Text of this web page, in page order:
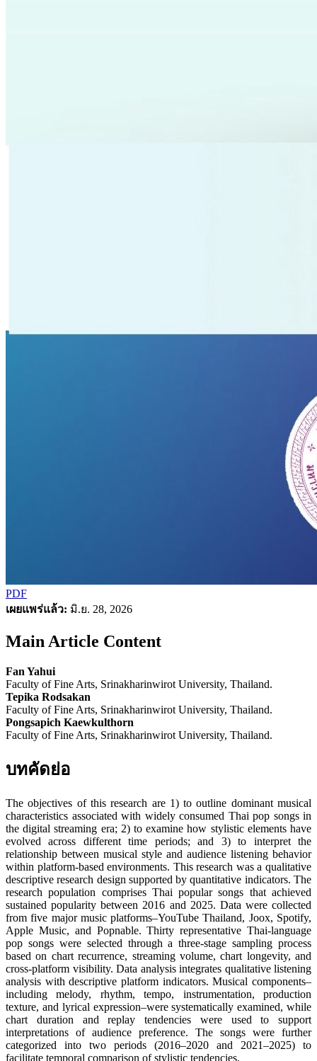
PDF
เผยแพร่แล้ว: มิ.ย. 28, 2026
Main Article Content
Fan Yahui
Faculty of Fine Arts, Srinakharinwirot University, Thailand.
Tepika Rodsakan
Faculty of Fine Arts, Srinakharinwirot University, Thailand.
Pongsapich Kaewkulthorn
Faculty of Fine Arts, Srinakharinwirot University, Thailand.
บทคัดย่อ
The objectives of this research are 1) to outline dominant musical
characteristics associated with widely consumed Thai pop songs in
the digital streaming era; 2) to examine how stylistic elements have
evolved across different time periods; and 3) to interpret the
relationship between musical style and audience listening behavior
within platform-based environments. This research was a qualitative
descriptive research design supported by quantitative indicators. The
research population comprises Thai popular songs that achieved
sustained popularity between 2016 and 2025. Data were collected
from five major music platforms–YouTube Thailand, Joox, Spotify,
Apple Music, and Popnable. Thirty representative Thai-language
pop songs were selected through a three-stage sampling process
based on chart recurrence, streaming volume, chart longevity, and
cross-platform visibility. Data analysis integrates qualitative listening
analysis with descriptive platform indicators. Musical components–
including melody, rhythm, tempo, instrumentation, production
texture, and lyrical expression–were systematically examined, while
chart duration and replay tendencies were used to support
interpretations of audience preference. The songs were further
categorized into two periods (2016–2020 and 2021–2025) to
facilitate temporal comparison of stylistic tendencies.